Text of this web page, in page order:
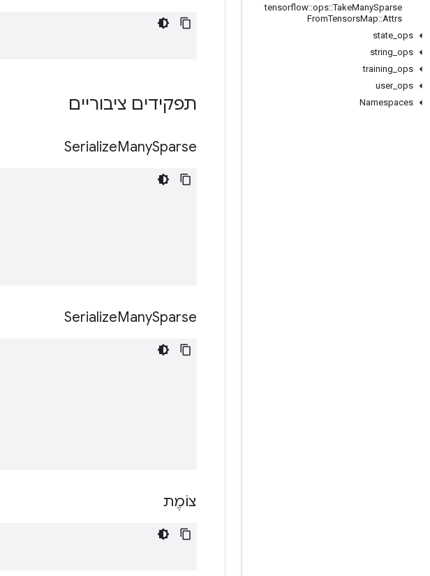
tensorflow::ops::TakeManySparse
FromTensorsMap::Attrs
state ops
string ops
training ops
user_ ops
Namespaces
תפקידים ציבוריים
SerializeManySparse
SerializeManySparse
צוֹמֶת